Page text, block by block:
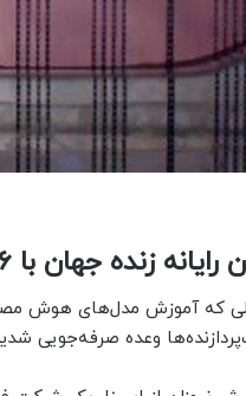
زنده جهان با ۱۶ مغز رشد یافته
وعده صرفه‌جویی